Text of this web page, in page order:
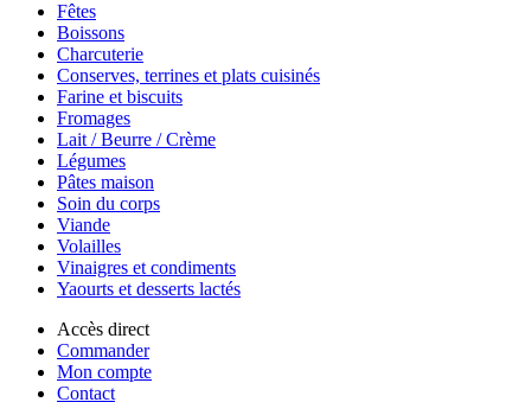
Fêtes
Boissons
Charcuterie
Conserves, terrines et plats cuisinés
Farine et biscuits
Fromages
Lait / Beurre / Crème
Légumes
Pâtes maison
Soin du corps
Viande
Volailles
Vinaigres et condiments
Yaourts et desserts lactés
Accès direct
Commander
Mon compte
Contact